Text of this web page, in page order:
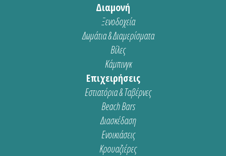
Διαμονή
Ξενοδοχεία
Δωμάτια & Διαμερίσματα
Βίλες
Κάμπινγκ
Επιχειρήσεις
Εστιατόρια & Ταβέρνες
Beach Bars
Διασκέδαση
Ενοικιάσεις
Κρουαζιέρες